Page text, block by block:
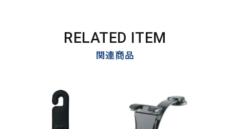
RELATED ITEM
関連商品